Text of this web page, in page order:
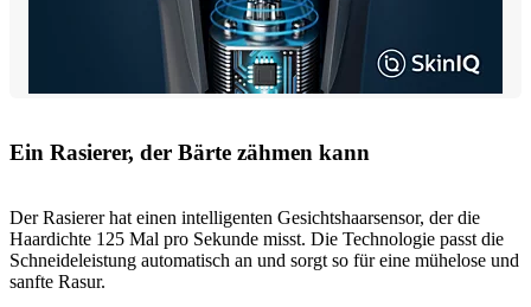
Ein Rasierer, der Bärte zähmen kann
Der Rasierer hat einen intelligenten Gesichtshaarsensor, der die
Haardichte 125 Mal pro Sekunde misst. Die Technologie passt die
Schneideleistung automatisch an und sorgt so für eine mühelose und
sanfte Rasur.